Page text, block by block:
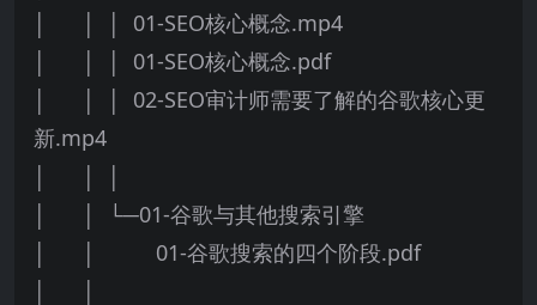
│ │ │ 01-SEO核心概念.mp4
│ │ │ 01-SEO核心概念.pdf
│ │ │ 02-SEO审计师需要了解的谷歌核心更
新.mp4
│ │ └─01-谷歌与其他搜索引擎
│ │ 01-谷歌搜索的四个阶段.pdf